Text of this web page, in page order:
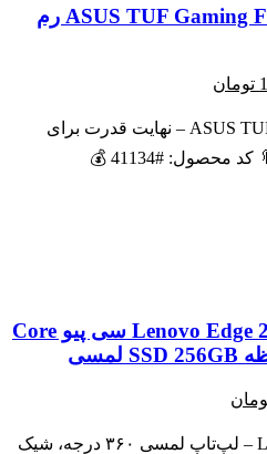
لپ‌تاپ استوک ASUS TUF Gaming F15 FX507 رم
204,000,000 تومان
تومان
199,000,000 تومان
است.
💻 لپتاپ ASUS TUF Gaming F15 FX507 – نهایت قدرت برای
#41134 💰
لپ‌تاپ 360 درجه استوک Lenovo Edge 2 سی پیو Core
تومان
39,900,000 تومان 💻 لپ تاپ Lenovo Edge 2-1580 – لپ‌تاپ لمسی ۳۶۰ درجه، شیک